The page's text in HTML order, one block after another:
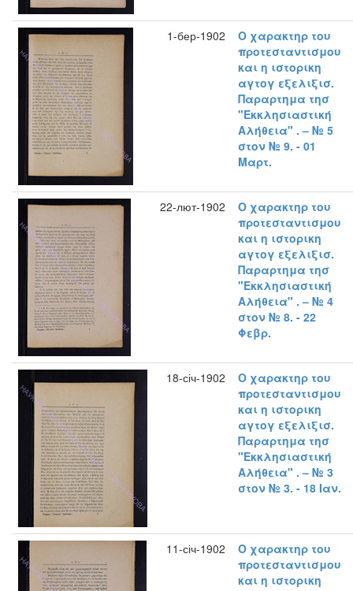
1-бер-1902
Ο χαρακτηρ του
προτεσταντισμου
και η ιστορικη
αγτογ εξελιξισ.
Παραρτημα τησ
"Εκκλησιαστική
Αλήθεια" . – № 5
στον № 9. - 01
Μαρτ.
22-лют-1902
Ο χαρακτηρ του
προτεσταντισμου
και η ιστορικη
αγτογ εξελιξισ.
Παραρτημα τησ
"Εκκλησιαστική
Αλήθεια" . – № 4
στον № 8. - 22
Φεβρ.
18-січ-1902
Ο χαρακτηρ του
προτεσταντισμου
και η ιστορικη
αγτογ εξελιξισ.
Παραρτημα τησ
"Εκκλησιαστική
Αλήθεια" . – № 3
στον № 3. - 18 Ιαν.
11-січ-1902
Ο χαρακτηρ του
προτεσταντισμου
και η ιστορικη